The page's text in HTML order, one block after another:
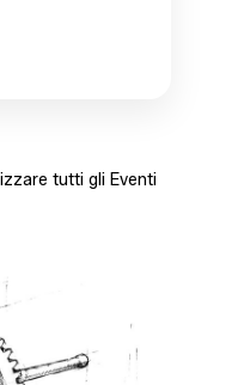
tutti gli Eventi